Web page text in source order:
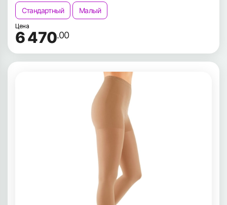
Стандартный Малый
Цена
6 470.00